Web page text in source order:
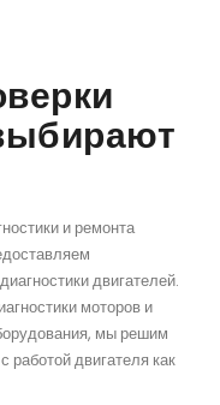
и ремонта
двигателей.
моторов и
мы решим
работой двигателя как